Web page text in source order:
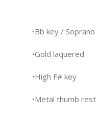
•Bb key / Soprano
•Gold laquered
•High F# key
•Metal thumb rest